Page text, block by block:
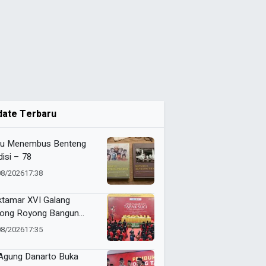
Terbaru
Menembus Benteng
– 78
202617:38
XVI Galang
Royong Bangun
Tapak Suci Rp 20
202617:35
Danarto Buka